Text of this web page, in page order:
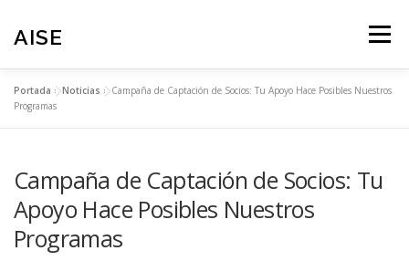
contenido
AISE Menú
NOTICIAS
ZONA ASOCIADOS COLABORA
ACCEDER/SALIR
Portada »Noticias »Campaña de Captación de Socios: Tu Apoyo Hace Posibles Nuestros
Programas
Campaña de Captación de Socios: Tu
Apoyo Hace Posibles Nuestros
Programas